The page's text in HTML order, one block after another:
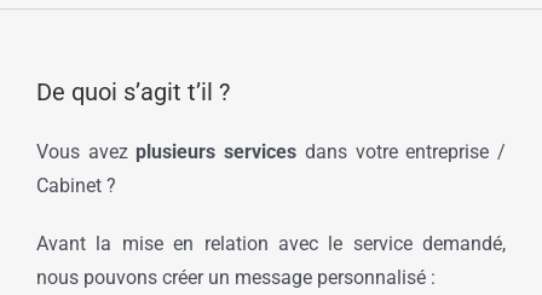
De quoi s’agit t’il ?
Vous avez plusieurs services dans votre entreprise /
Cabinet ?
Avant la mise en relation avec le service demandé,
nous pouvons créer un message personnalisé :